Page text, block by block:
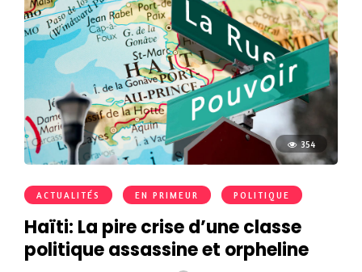
354
ACTUALITÉS EN PRIMEUR POLITIQUE
Haïti: La pire crise d’une classe
politique assassine et orpheline